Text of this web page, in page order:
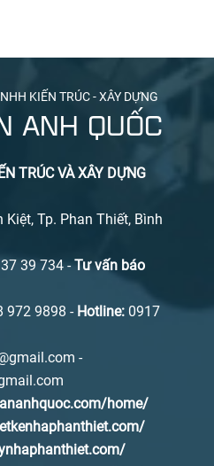
KIẾN TRÚC - XÂY DỰNG
ANH QUỐC
TRÚC VÀ XÂY DỰNG
Kiệt, Tp. Phan Thiết, Bình
39 734 -Tư vấn báo
972 9898 - Hotline: 0917
-
home/